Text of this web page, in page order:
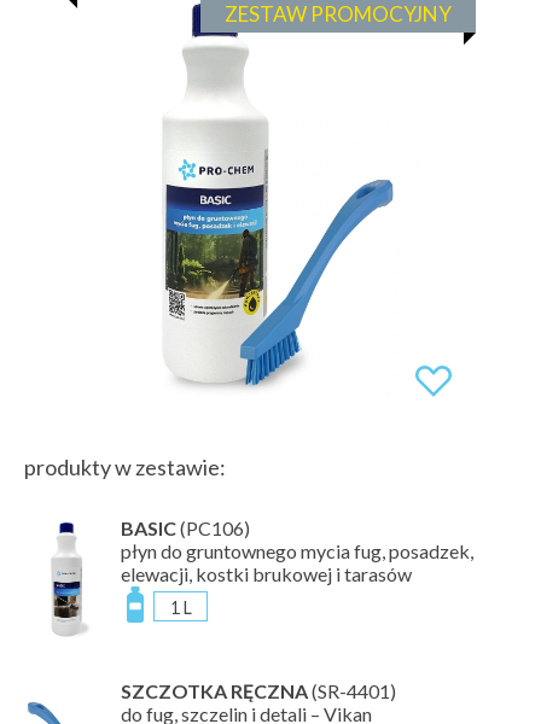
ZESTAW PROMOCYJNY
produkty w zestawie:
BASIC(PC106)
płyn do gruntownego mycia fug, posadzek,
elewacji, kostki brukowej i tarasów
1 L
SZCZOTKA RĘCZNA(SR-4401)
do fug, szczelin i detali – Vikan